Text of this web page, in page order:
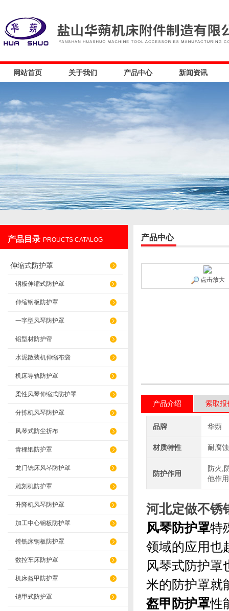
网站首页 关于我们 产品中心 新闻资讯
产品目录 PROUCTS CATALOG
伸缩式防护罩
钢板伸缩式防护罩
伸缩钢板防护罩
一字型风琴防护罩
铝型材防护帘
水泥散装机伸缩布袋
机床导轨防护罩
柔性风琴伸缩式防护罩
分拣机风琴防护罩
风琴式防尘折布
青稞纸防护罩
龙门铣床风琴防护罩
雕刻机防护罩
升降机风琴防护罩
加工中心钢板防护罩
镗铣床钢板防护罩
数控车床防护罩
机床盔甲防护罩
铠甲式防护罩
产品中心
点击放大
产品介绍 索取报
品牌 华蒴
材质特性 耐腐蚀
防护作用
防火,
他作用
河北定做不锈
风琴防护罩特
领域的应用也
风琴式防护罩
米的防护罩就
盔甲防护罩性